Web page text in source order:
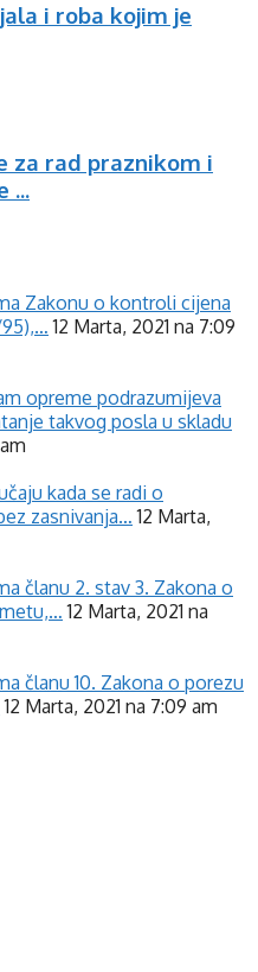
i roba kojim je
za rad praznikom i
...
Zakonu o kontroli cijena
12 Marta, 2021 na 7:09
opreme podrazumijeva
takvog posla u skladu
kada se radi o
zasnivanja… 12 Marta,
članu 2. stav 3. Zakona o
12 Marta, 2021 na
članu 10. Zakona o porezu
12 Marta, 2021 na 7:09 am